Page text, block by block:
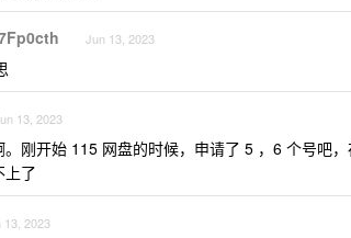
Jun 13, 2023
13, 2023
。刚开始 115 网盘的时候，申请了 5 ，6 个号吧
上了
13, 2023